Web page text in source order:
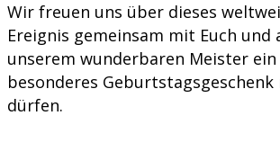
Wir freuen uns über dieses
Ereignis gemeinsam mit Euch und
unserem wunderbaren Meister ein
besonderes Geburtstagsgeschenk
dürfen.